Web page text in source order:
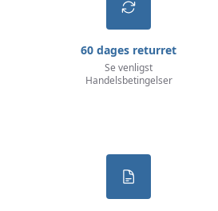
60 dages returret
Se venligst
Handelsbetingelser